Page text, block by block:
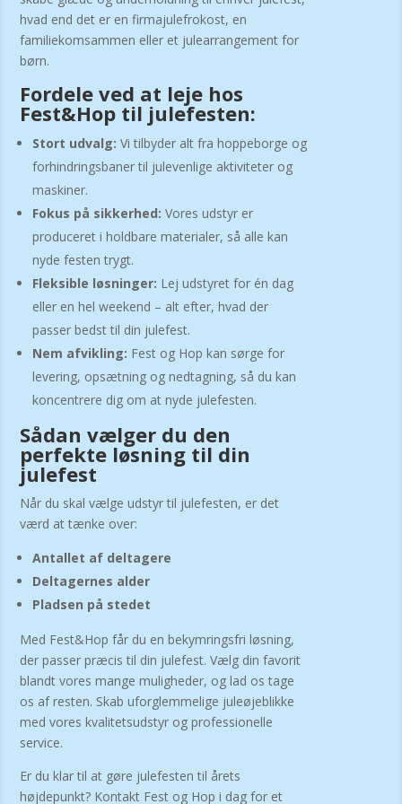
hvad end det er en firmajulefrokost, en
familiekomsammen eller et julearrangement for
børn.
Fordele ved at leje hos
Fest&Hop til julefesten:
Stort udvalg: Vi tilbyder alt fra hoppeborge og
forhindringsbaner til julevenlige aktiviteter og
maskiner.
Fokus på sikkerhed: Vores udstyr er
produceret i holdbare materialer, så alle kan
nyde festen trygt.
Fleksible løsninger: Lej udstyret for én dag
eller en hel weekend – alt efter, hvad der
passer bedst til din julefest.
Nem afvikling: Fest og Hop kan sørge for
levering, opsætning og nedtagning, så du kan
koncentrere dig om at nyde julefesten.
Sådan vælger du den
perfekte løsning til din
julefest
Når du skal vælge udstyr til julefesten, er det
værd at tænke over:
Antallet af deltagere
Deltagernes alder
Pladsen på stedet
Med Fest&Hop får du en bekymringsfri løsning,
der passer præcis til din julefest. Vælg din favorit
blandt vores mange muligheder, og lad os tage
os af resten. Skab uforglemmelige juleøjeblikke
med vores kvalitetsudstyr og professionelle
service.
Er du klar til at gøre julefesten til årets
højdepunkt? Kontakt Fest og Hop i dag for et